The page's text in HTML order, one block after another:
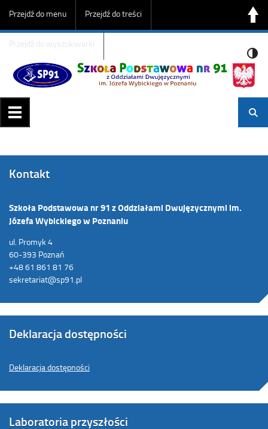
Przejdź do menu Przejdź do treści
Przejdź do wyszukiwarki
Kontakt
Szkoła Podstawowa nr 91 z Oddziałami Dwujęzycznymi im.
Józefa Wybickiego w Poznaniu
ul. Promyk 4
60-393 Poznań
+48 61 861 81 76
sekretariat@sp91.pl
Deklaracja dostępności
Deklaracja dostępności
Laboratoria przyszłości